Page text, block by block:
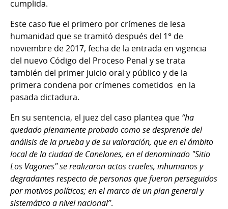
cumplida.
Este caso fue el primero por crímenes de lesa
humanidad que se tramitó después del 1° de
noviembre de 2017, fecha de la entrada en vigencia
del nuevo Código del Proceso Penal y se trata
también del primer juicio oral y público y de la
primera condena por crímenes cometidos en la
pasada dictadura.
En su sentencia, el juez del caso plantea que “ha
quedado plenamente probado como se desprende del
análisis de la prueba y de su valoración, que en el ámbito
local de la ciudad de Canelones, en el denominado "Sitio
Los Vagones" se realizaron actos crueles, inhumanos y
degradantes respecto de personas que fueron perseguidos
por motivos políticos; en el marco de un plan general y
sistemático a nivel nacional”.